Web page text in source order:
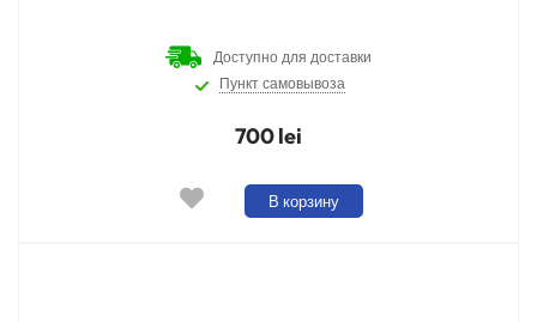
Доступно для доставки
Пункт самовывоза
700 lei
В корзину